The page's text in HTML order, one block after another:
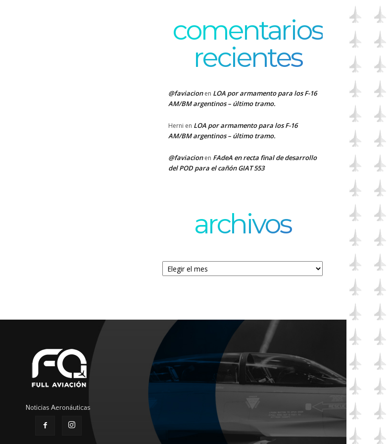
comentarios
recientes
@faviacionen LOA por armamento para los F-16
AM/BM argentinos – último tramo.
Herni en LOA por armamento para los F-16
AM/BM argentinos – último tramo.
@faviacionen FAdeA en recta final de desarrollo
del POD para el cañón GIAT 553
archivos
Archivos
Noticias Aeronáuticas